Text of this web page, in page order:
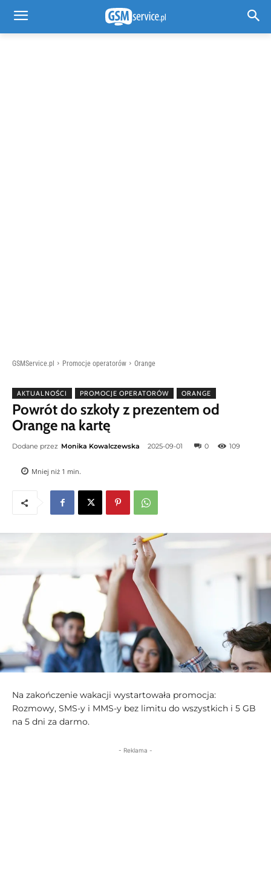
GSMService.pl Promocje operatorów Orange
AKTUALNOŚCI PROMOCJE OPERATORÓW ORANGE
Powrót do szkoły z prezentem od
Orange na kartę
Dodane przez Monika Kowalczewska 2025-09-01 0 109
Mniej niż 1 min.
Na zakończenie wakacji wystartowała promocja:
Rozmowy, SMS-y i MMS-y bez limitu do wszystkich i 5 GB
na 5 dni za darmo.
- Reklama -